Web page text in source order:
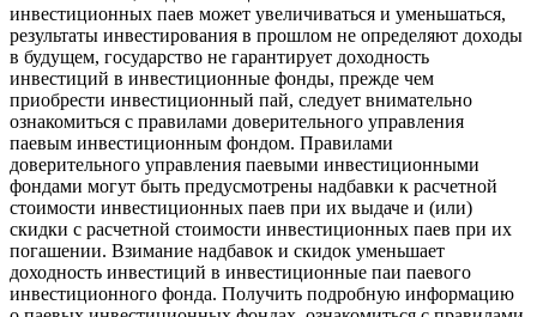
инвестиционных паев может увеличиваться и уменьшаться,
результаты инвестирования в прошлом не определяют доходы
в будущем, государство не гарантирует доходность
инвестиций в инвестиционные фонды, прежде чем
приобрести инвестиционный пай, следует внимательно
ознакомиться с правилами доверительного управления
паевым инвестиционным фондом. Правилами
доверительного управления паевыми инвестиционными
фондами могут быть предусмотрены надбавки к расчетной
стоимости инвестиционных паев при их выдаче и (или)
скидки с расчетной стоимости инвестиционных паев при их
погашении. Взимание надбавок и скидок уменьшает
доходность инвестиций в инвестиционные паи паевого
инвестиционного фонда. Получить подробную информацию